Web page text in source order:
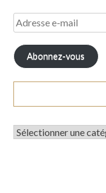
Abonnez-vous